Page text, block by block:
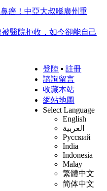
癌！中亞大叔喺廣州重
醫院拒收，如今卻能自己
登陸 ▪ 註冊
諮詢留言
收藏本站
網站地圖
Select Language
English
العربية
Русский
India
Indonesia
Malay
繁體中文
简体中文